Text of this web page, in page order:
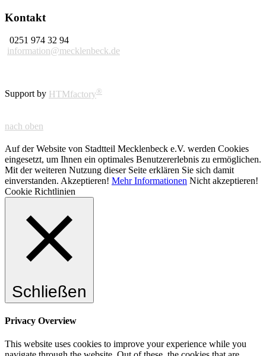
Kontakt
0251 974 32 94
information@mecklenbeck.de
Support by HTMfactory®
nach oben
Auf der Website von Stadtteil Mecklenbeck e.V. werden Cookies
eingesetzt, um Ihnen ein optimales Benutzererlebnis zu ermöglichen.
Mit der weiteren Nutzung dieser Seite erklären Sie sich damit
einverstanden. Akzeptieren! Mehr Informationen Nicht akzeptieren!
Cookie Richtlinien
Schließen
Privacy Overview
This website uses cookies to improve your experience while you